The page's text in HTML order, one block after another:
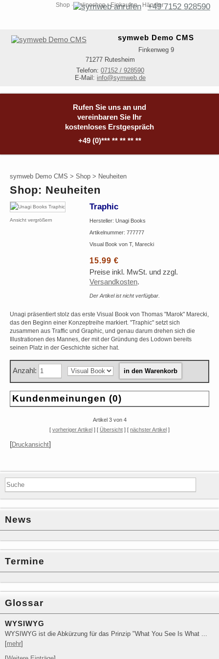
Shop · Onlineshop · Einkaufen · Händler
symweb Demo CMS
Finkenweg 9
71277 Rutesheim
Telefon:07152 / 928590
E-Mail: info@symweb.de
Rufen Sie uns an und
vereinbaren Sie Ihr
kostenloses Erstgespräch
+49 (0)*** ** ** ** **
symweb Demo CMS > Shop > Neuheiten
Shop: Neuheiten
Ansicht vergrößern
Traphic
Hersteller: Unagi Books
Artikelnummer: 777777
Visual Book von T, Marecki
15.99 €
Preise inkl. MwSt. und zzgl.
Versandkosten.
Der Artikel ist nicht verfügbar.
Unagi präsentiert stolz das erste Visual Book von Thomas "Marok" Marecki,
das den Beginn einer Konzeptreihe markiert. "Traphic" setzt sich
zusammen aus Traffic und Graphic, und genau darum drehen sich die
Illustrationen des Mannes, der mit der Gründung des Lodown bereits
seinen Platz in der Geschichte sicher hat.
Anzahl:
Kundenmeinungen (0)
Artikel 3 von 4
[ vorheriger Artikel ] [ Übersicht ] [ nächster Artikel ]
[Druckansicht]
News
Termine
Glossar
WYSIWYG
WYSIWYG ist die Abkürzung für das Prinzip "What You See Is What ...
[mehr]
+49 7152 928590